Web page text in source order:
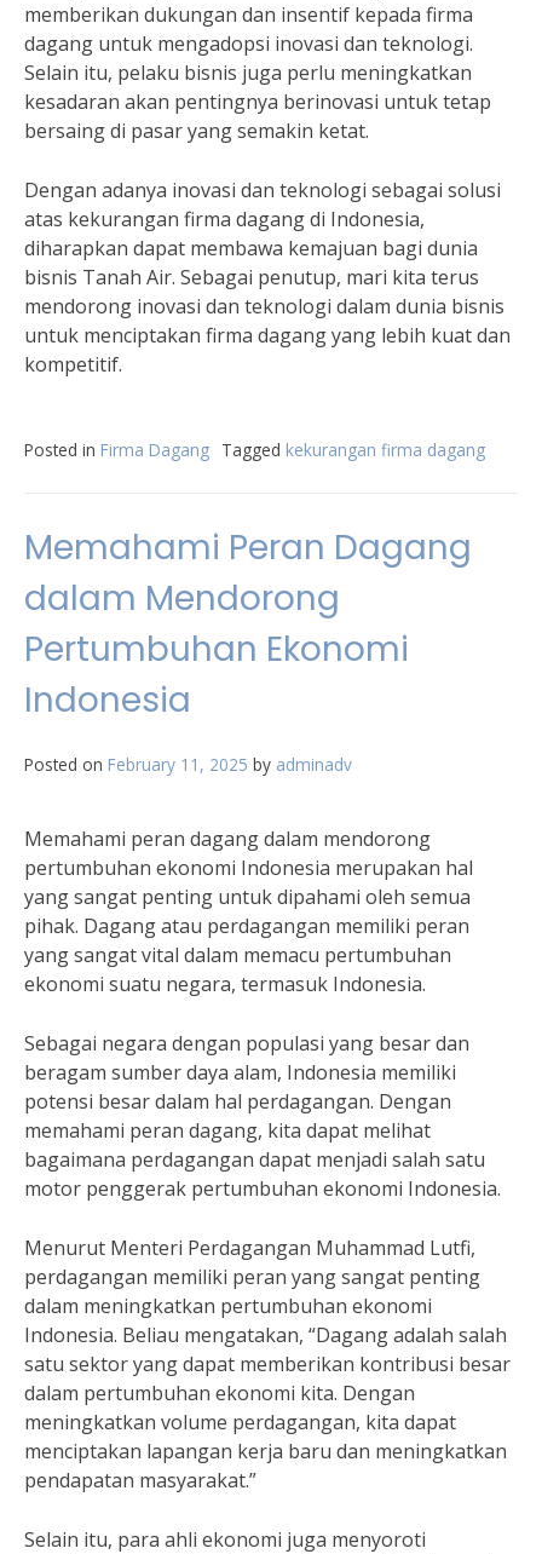
memberikan dukungan dan insentif kepada firma
dagang untuk mengadopsi inovasi dan teknologi.
Selain itu, pelaku bisnis juga perlu meningkatkan
kesadaran akan pentingnya berinovasi untuk tetap
bersaing di pasar yang semakin ketat.
Dengan adanya inovasi dan teknologi sebagai solusi
atas kekurangan firma dagang di Indonesia,
diharapkan dapat membawa kemajuan bagi dunia
bisnis Tanah Air. Sebagai penutup, mari kita terus
mendorong inovasi dan teknologi dalam dunia bisnis
untuk menciptakan firma dagang yang lebih kuat dan
kompetitif.
Posted in Firma Dagang Tagged kekurangan firma dagang
Memahami Peran Dagang
dalam Mendorong
Pertumbuhan Ekonomi
Indonesia
Posted on February 11, 2025 by adminadv
Memahami peran dagang dalam mendorong
pertumbuhan ekonomi Indonesia merupakan hal
yang sangat penting untuk dipahami oleh semua
pihak. Dagang atau perdagangan memiliki peran
yang sangat vital dalam memacu pertumbuhan
ekonomi suatu negara, termasuk Indonesia.
Sebagai negara dengan populasi yang besar dan
beragam sumber daya alam, Indonesia memiliki
potensi besar dalam hal perdagangan. Dengan
memahami peran dagang, kita dapat melihat
bagaimana perdagangan dapat menjadi salah satu
motor penggerak pertumbuhan ekonomi Indonesia.
Menurut Menteri Perdagangan Muhammad Lutfi,
perdagangan memiliki peran yang sangat penting
dalam meningkatkan pertumbuhan ekonomi
Indonesia. Beliau mengatakan, “Dagang adalah salah
satu sektor yang dapat memberikan kontribusi besar
dalam pertumbuhan ekonomi kita. Dengan
meningkatkan volume perdagangan, kita dapat
menciptakan lapangan kerja baru dan meningkatkan
pendapatan masyarakat.”
Selain itu, para ahli ekonomi juga menyoroti